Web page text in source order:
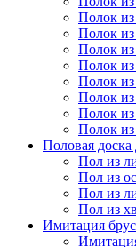
Полок
Полок из
Полок из
Полок
Полок
Полок
Полок
Полок из
Половая доска
Пол из
Пол из
Пол из
Пол из
Имитация